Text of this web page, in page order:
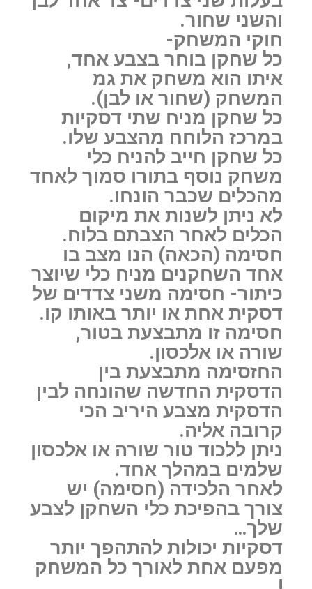
והשני שחור.
חוקי המשחק-
כל שחקן בוחר בצבע אחד,
איתו הוא משחק את גמ
המשחק (שחור או לבן).
כל שחקן מניח שתי דסקיות
במרכז הלוחח מהצבע שלו.
כל שחקן חייב להניח כלי
משחק נוסף בתורו סמוך לאחד
מהכלים שכבר הונחו.
לא ניתן לשנות את מיקום
הכלים לאחר הצבתם בלוח.
חסימה (הכאה) הנו מצב בו
אחד השחקנים מניח כלי שיוצר
כיתור- חסימה משני צדדים של
דסקית אחת או יותר באותו קו.
חסימה זו מתבצעת בטור,
שורה או אלכסון.
החזסימה מתבצעת בין
הדסקית החדשה שהונחה לבין
הדסקית מצבע היריב הכי
קרובה אליה.
ניתן ללכוד טור שורה או אלכסון
שלמים במהלך אחד.
לאחר הלכידה (חסימה) יש
צורך בהפיכת כלי השחקן לצבע
שלך…
דסקיות יכולות להתהפך יותר
מפעם אחת לאורך כל המשחק